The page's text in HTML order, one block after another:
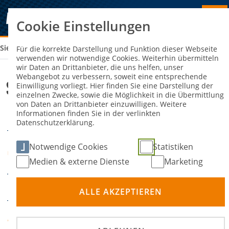
Sie sind hier: SPEEDWAY-LIGA NORD
Speedway-Liga Nord
DATUM 19. September 2026
ORT
Speedwaystadion
Wolfslake
Bahnsport
VERANSTALTER
Speedway Team
Cookie Einstellungen
Für die korrekte Darstellung und Funktion dieser Webseite
verwenden wir notwendige Cookies. Weiterhin übermitteln
wir Daten an Drittanbieter, die uns helfen, unser
Webangebot zu verbessern, soweit eine entsprechende
Einwilligung vorliegt. Hier finden Sie eine Darstellung der
einzelnen Zwecke, sowie die Möglichkeit in die Übermittlung
von Daten an Drittanbieter einzuwilligen. Weitere
Informationen finden Sie in der verlinkten
Datenschutzerklärung.
Notwendige Cookies
Statistiken
Medien & externe Dienste
Marketing
ALLE AKZEPTIEREN